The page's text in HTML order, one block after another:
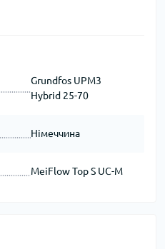
Grundfos UPM3
Hybrid 25-70
Німеччина
MeiFlow Top S UC-M